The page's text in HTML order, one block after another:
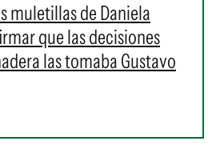
muletillas de Daniela
que las decisiones
las tomaba Gustavo